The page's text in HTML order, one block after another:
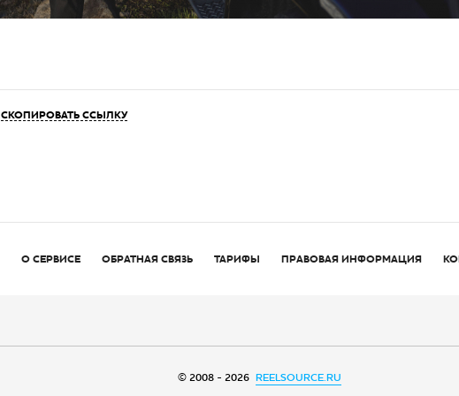
СКОПИРОВАТЬ ССЫЛКУ
О СЕРВИСЕ ОБРАТНАЯ СВЯЗЬ ТАРИФЫ ПРАВОВАЯ ИНФОРМАЦИЯ
© 2008 - 2026 REELSOURCE.RU